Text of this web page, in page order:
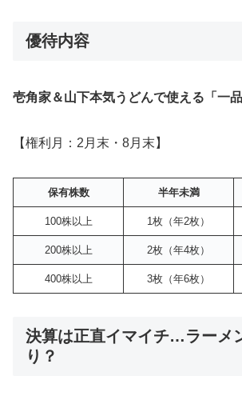
優待内容
壱角家＆山下本気うどんで使える「一品
【権利月：2月末・8月末】
保有株数 半年未満
100株以上 1枚（年2枚）
200株以上 2枚（年4枚）
400株以上 3枚（年6枚）
決算は正直イマイチ…ラーメ
り？